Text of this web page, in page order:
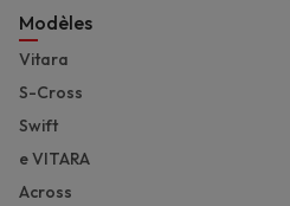
Modèles
Vitara
S-Cross
Swift
e VITARA
Across